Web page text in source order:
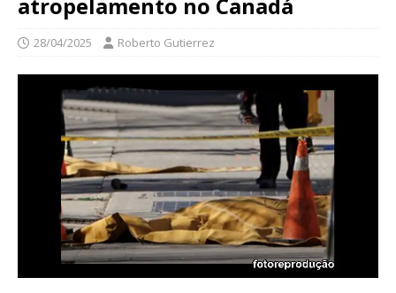
atropelamento no Canadá
28/04/2025 Roberto Gutierrez